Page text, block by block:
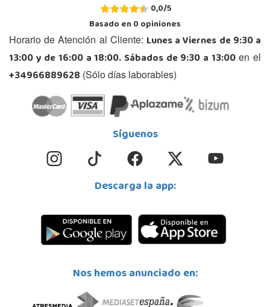
0,0/5
Basado en0opiniones
Horario de Atención al Cliente: Lunes a Viernes de 9:30 a
13:00 y de 16:00 a 18:00. Sábados de 9:30 a 13:00en el
+34966889628 (Sólo días laborables)
Síguenos
Descarga la app:
Nos hemos anunciado en: